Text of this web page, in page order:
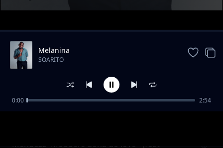
Trending
Mendezz- Mobbers dona do love - (feat
Melanina
SOARITO
0:00 2:54